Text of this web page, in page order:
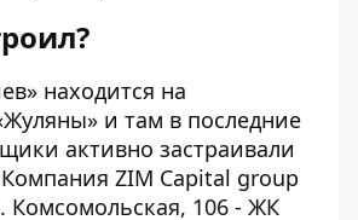
находится на
и там в последние
активно застраивали
ZIM Capital group
Комсомольская, 106 - ЖК